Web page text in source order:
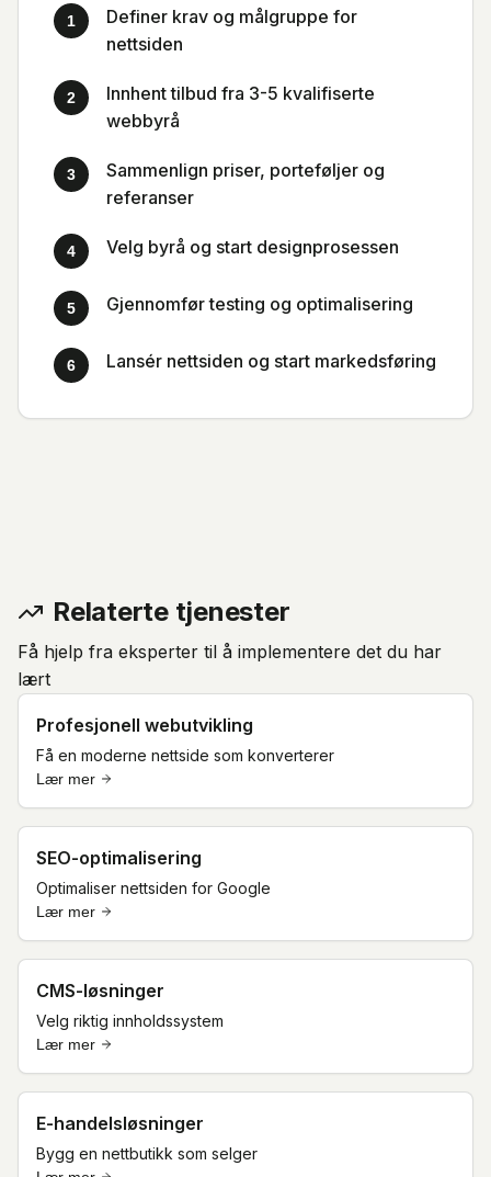
1
Definer krav og målgruppe for
nettsiden
2
Innhent tilbud fra 3-5 kvalifiserte
webbyrå
3
Sammenlign priser, porteføljer og
referanser
4 Velg byrå og start designprosessen
5 Gjennomfør testing og optimalisering
6 Lansér nettsiden og start markedsføring
Relaterte tjenester
Få hjelp fra eksperter til å implementere det du har
lært
Profesjonell webutvikling
Få en moderne nettside som konverterer
Lær mer
SEO-optimalisering
Optimaliser nettsiden for Google
Lær mer
CMS-løsninger
Velg riktig innholdssystem
Lær mer
E-handelsløsninger
Bygg en nettbutikk som selger